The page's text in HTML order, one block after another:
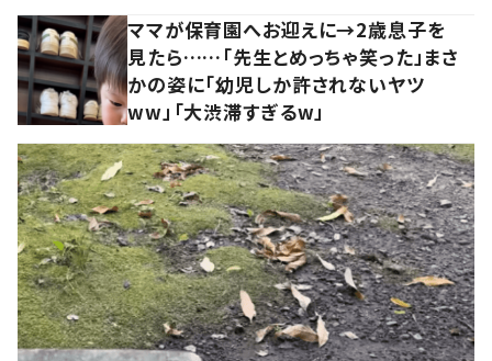
ママが保育園へお迎えに→2歳息子を
見たら……「先生とめっちゃ笑った」まさ
かの姿に「幼児しか許されないヤツ
ww」「大渋滞すぎるw」